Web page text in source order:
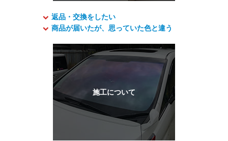
返品・交換をしたい
商品が届いたが、思っていた色と違う